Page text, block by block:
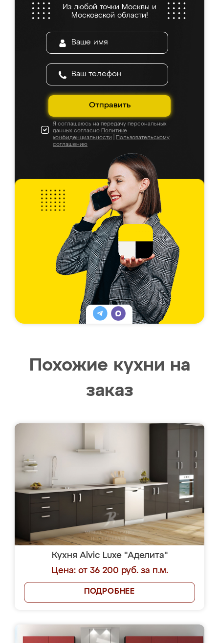
Из любой точки Москвы и
Московской области!
Отправить
Я соглашаюсь на передачу персональных
данных согласно Политике
конфиденциальности
Пользовательскому
соглашению
Похожие кухни на
заказ
Кухня Alvic Luxe "Аделита"
Цена: от 36 200 руб. за п.м.
ПОДРОБНЕЕ